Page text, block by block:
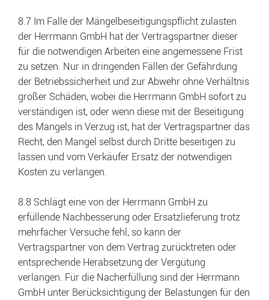
8.7 Im Falle der Mängelbeseitigungspflicht zulasten
der Herrmann GmbH hat der Vertragspartner dieser
für die notwendigen Arbeiten eine angemessene Frist
zu setzen. Nur in dringenden Fällen der Gefährdung
der Betriebssicherheit und zur Abwehr ohne Verhältnis
großer Schäden, wobei die Herrmann GmbH sofort zu
verständigen ist, oder wenn diese mit der Beseitigung
des Mangels in Verzug ist, hat der Vertragspartner das
Recht, den Mangel selbst durch Dritte beseitigen zu
lassen und vom Verkäufer Ersatz der notwendigen
Kosten zu verlangen.
8.8 Schlägt eine von der Herrmann GmbH zu
erfüllende Nachbesserung oder Ersatzlieferung trotz
mehrfacher Versuche fehl, so kann der
Vertragspartner von dem Vertrag zurücktreten oder
entsprechende Herabsetzung der Vergütung
verlangen. Für die Nacherfüllung sind der Herrmann
GmbH unter Berücksichtigung der Belastungen für den